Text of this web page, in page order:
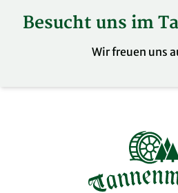
Besucht uns im
Wir freuen uns